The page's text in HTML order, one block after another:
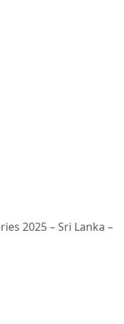
2025 – Sri Lanka –